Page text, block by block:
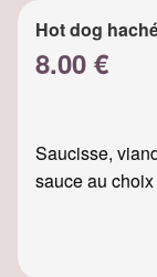
Hot dog
8.00 €
Saucisse,
sauce au choix